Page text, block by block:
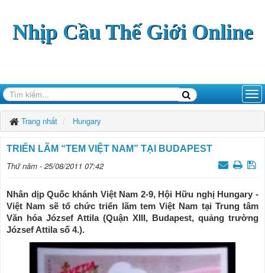
Nhịp Cầu Thế Giới Online
Trang nhất Hungary
TRIỂN LÃM “TEM VIỆT NAM” TẠI BUDAPEST
Thứ năm - 25/08/2011 07:42
Nhân dịp Quốc khánh Việt Nam 2-9, Hội Hữu nghị Hungary -
Việt Nam sẽ tổ chức triển lãm tem Việt Nam tại Trung tâm
Văn hóa József Attila (Quận XIII, Budapest, quảng trường
József Attila số 4.).